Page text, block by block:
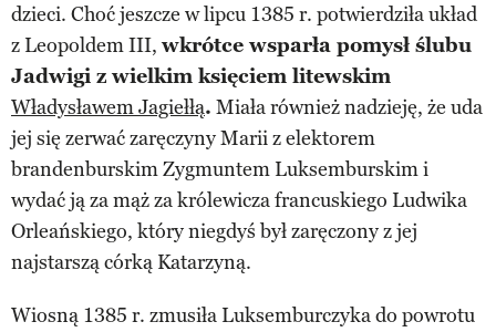
dzieci. Choć jeszcze w lipcu 1385 r. potwierdziła układ
z Leopoldem III, wkrótce wsparła pomysł ślubu
Jadwigi z wielkim księciem litewskim
Władysławem Jagiełłą. Miała również nadzieję, że uda
jej się zerwać zaręczyny Marii z elektorem
brandenburskim Zygmuntem Luksemburskim i
wydać ją za mąż za królewicza francuskiego Ludwika
Orleańskiego, który niegdyś był zaręczony z jej
najstarszą córką Katarzyną.
Wiosną 1385 r. zmusiła Luksemburczyka do powrotu